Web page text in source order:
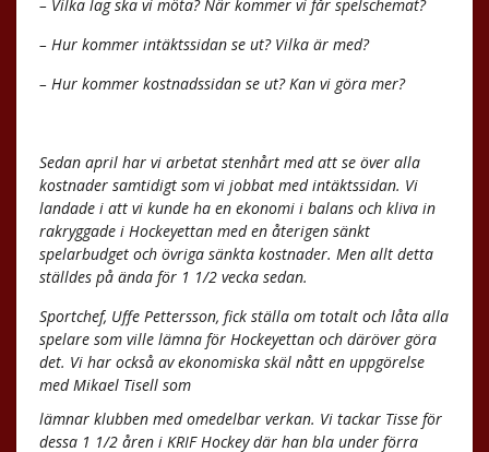
– Vilka lag ska vi möta? När kommer vi får spelschemat?
– Hur kommer intäktssidan se ut? Vilka är med?
– Hur kommer kostnadssidan se ut? Kan vi göra mer?
Sedan april har vi arbetat stenhårt med att se över alla
kostnader samtidigt som vi jobbat med intäktssidan. Vi
landade i att vi kunde ha en ekonomi i balans och kliva in
rakryggade i Hockeyettan med en återigen sänkt
spelarbudget och övriga sänkta kostnader. Men allt detta
ställdes på ända för 1 1/2 vecka sedan.
Sportchef, Uffe Pettersson, fick ställa om totalt och låta alla
spelare som ville lämna för Hockeyettan och däröver göra
det. Vi har också av ekonomiska skäl nått en uppgörelse
med Mikael Tisell som
lämnar klubben med omedelbar verkan. Vi tackar Tisse för
dessa 1 1/2 åren i KRIF Hockey där han bla under förra